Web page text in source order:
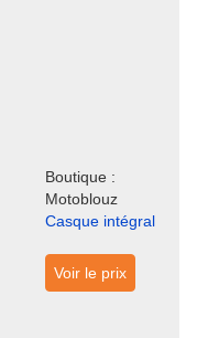
Boutique :
Motoblouz
Casque intégral
Voir le prix